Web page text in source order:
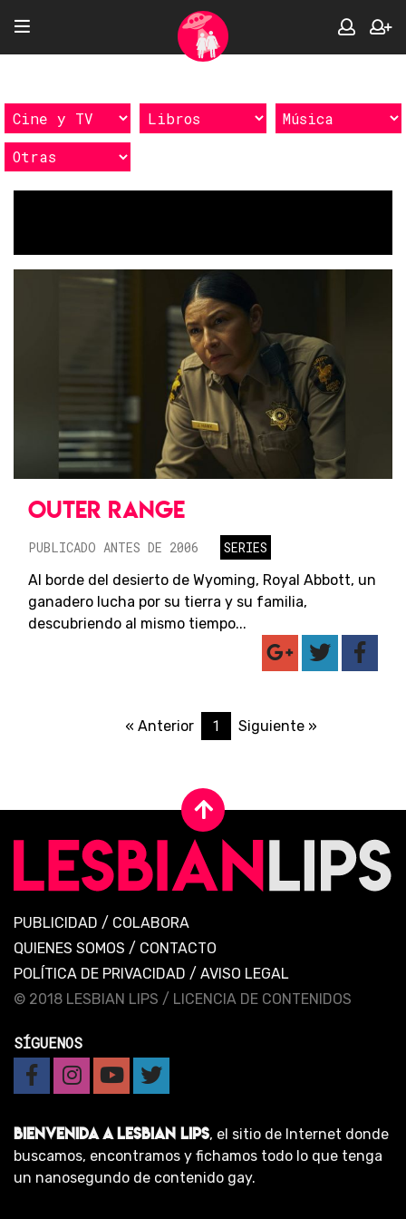
OUTER RANGE
PUBLICADO ANTES DE 2006
SERIES
Al borde del desierto de Wyoming, Royal Abbott, un
ganadero lucha por su tierra y su familia,
descubriendo al mismo tiempo...
« Anterior 1 Siguiente »
PUBLICIDAD / COLABORA
QUIENES SOMOS / CONTACTO
POLÍTICA DE PRIVACIDAD / AVISO LEGAL
© 2018 LESBIAN LIPS / LICENCIA DE CONTENIDOS
SÍGUENOS
BIENVENIDA A LESBIAN LIPS, el sitio de Internet donde
buscamos, encontramos y fichamos todo lo que tenga
un nanosegundo de contenido gay.